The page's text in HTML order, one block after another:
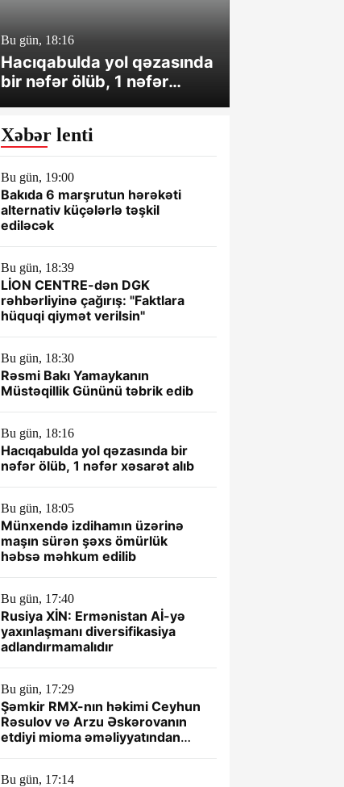
Bu gün, 18:16
Hacıqabulda yol qəzasında
bir nəfər ölüb, 1 nəfər
Xəbər lenti
Bu gün, 19:00
Bakıda 6 marşrutun hərəkəti
alternativ küçələrlə təşkil
ediləcək
Bu gün, 18:39
LİON CENTRE-dən DGK
rəhbərliyinə çağırış: "Faktlara
hüquqi qiymət verilsin"
Bu gün, 18:30
Rəsmi Bakı Yamaykanın
Müstəqillik Gününü təbrik edib
Bu gün, 18:16
Hacıqabulda yol qəzasında bir
nəfər ölüb, 1 nəfər xəsarət alıb
Bu gün, 18:05
Münxendə izdihamın üzərinə
maşın sürən şəxs ömürlük
həbsə məhkum edilib
Bu gün, 17:40
Rusiya XİN: Ermənistan Aİ-yə
yaxınlaşmanı diversifikasiya
adlandırmamalıdır
Bu gün, 17:29
Şəmkir RMX-nın həkimi Ceyhun
Rəsulov və Arzu Əskərovanın
etdiyi mioma əməliyyatından
Bu gün, 17:14